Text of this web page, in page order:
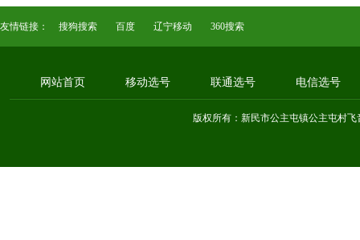
友情链接： 搜狗搜索 百度 辽宁移动 360搜索
网站首页 移动选号 联通选号 电信选号
版权所有：新民市公主屯镇公主屯村